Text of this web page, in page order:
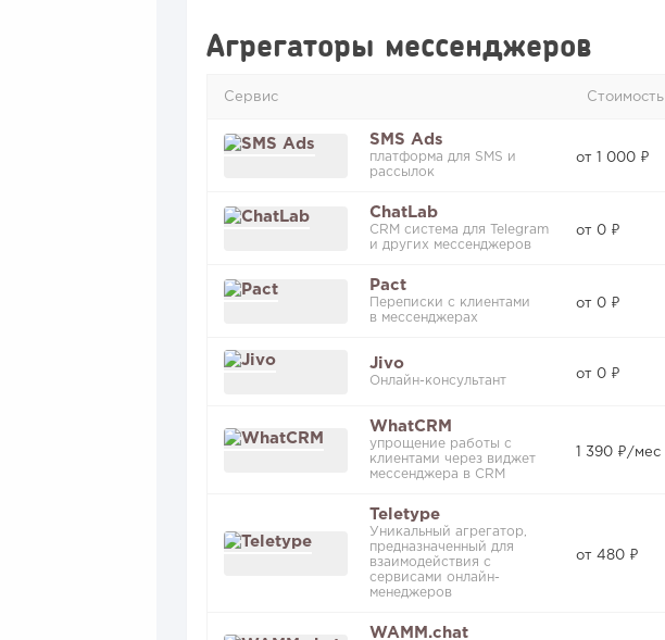
Агрегаторы мессенджеров
Сервис Стоимость
SMS Ads
платформа для SMS и
рассылок
от 1 000 ₽
ChatLab
CRM система для Telegram
и других мессенджеров
от 0 ₽
Pact
Переписки с клиентами
в мессенджерах
от 0 ₽
Jivo
Онлайн-консультант
от 0 ₽
WhatCRM
упрощение работы с
клиентами через виджет
мессенджера в CRM
1 390 ₽/мес
Teletype
Уникальный агрегатор,
предназначенный для
взаимодействия с
сервисами онлайн-
менеджеров
от 480 ₽
WAMM.chat